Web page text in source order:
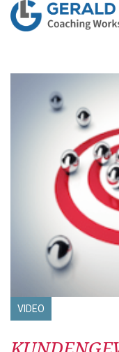
VIDEO